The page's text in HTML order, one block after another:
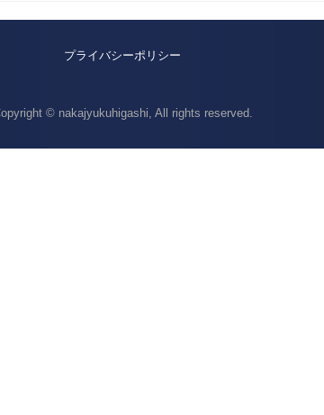
プライバシーポリシー
© nakajyukuhigashi, All rights reserved.